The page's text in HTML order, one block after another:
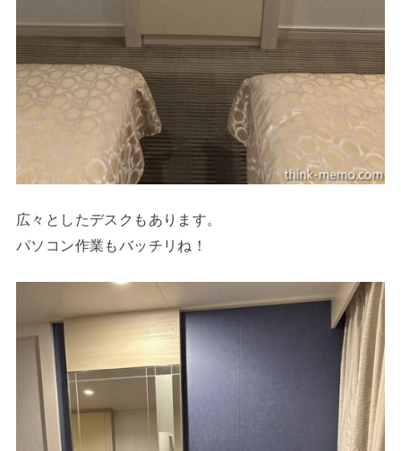
広々としたデスクもあります。
パソコン作業もバッチリね！